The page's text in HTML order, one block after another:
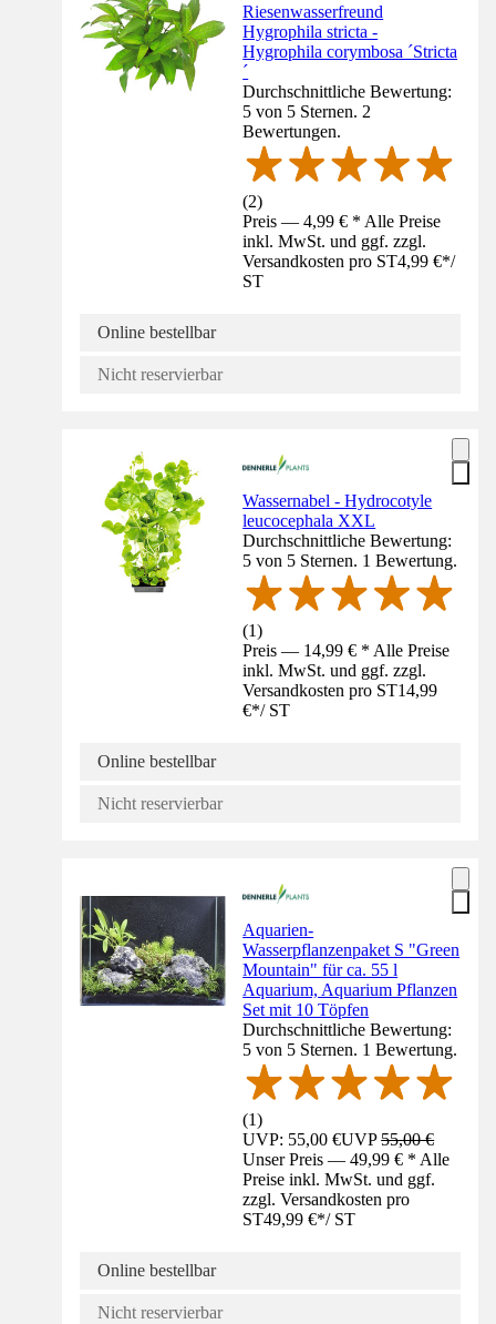
Riesenwasserfreund
Hygrophila stricta -
Hygrophila corymbosa ´Stricta
´
Durchschnittliche Bewertung:
5 von 5 Sternen. 2
Bewertungen.
(2)
Preis — 4,99 € * Alle Preise
inkl. MwSt. und ggf. zzgl.
Versandkosten pro ST4,99 €*/
ST
Online bestellbar
Nicht reservierbar
Wassernabel - Hydrocotyle
leucocephala XXL
Durchschnittliche Bewertung:
5 von 5 Sternen. 1 Bewertung.
(1)
Preis — 14,99 € * Alle Preise
inkl. MwSt. und ggf. zzgl.
Versandkosten pro ST14,99
€*/ ST
Online bestellbar
Nicht reservierbar
Aquarien-
Wasserpflanzenpaket S "Green
Mountain" für ca. 55 l
Aquarium, Aquarium Pflanzen
Set mit 10 Töpfen
Durchschnittliche Bewertung:
5 von 5 Sternen. 1 Bewertung.
(1)
UVP: 55,00 €UVP55,00 €
Unser Preis — 49,99 € * Alle
Preise inkl. MwSt. und ggf.
zzgl. Versandkosten pro
ST49,99 €*/ ST
Online bestellbar
Nicht reservierbar